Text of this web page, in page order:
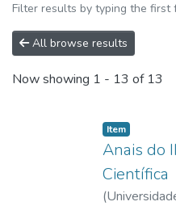
Filter results by typing the first
All browse results
Now showing 1 - 13 of 13
Item type:
Item,
Anais do
Científica
(